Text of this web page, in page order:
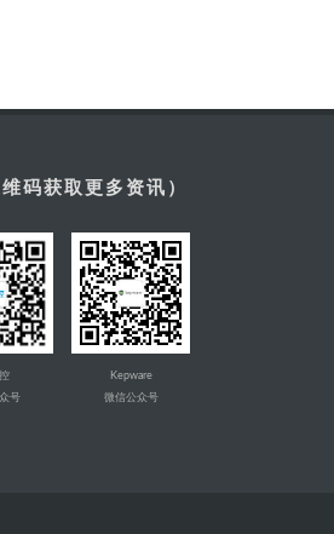
码获取更多资讯）
号
Kepware
微信公众号